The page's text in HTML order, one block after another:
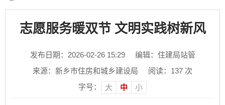
志愿服务暖双节 文明实践树新风
发布日期：2026-02-26 15:29
编辑：住建局站管
来源：新乡市住房和城乡建设局
阅读： 137 次
字号：
大 中 小